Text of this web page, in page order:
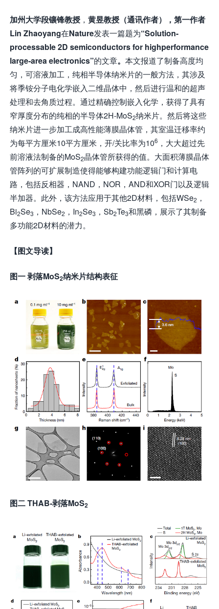
加州大学段镶锋教授 ， 黄昱教授（通讯作者），第一作者
Lin Zhaoyang在Nature发表一篇题为“Solution-
processable 2D semiconductors for highperformance
large-area electronics”的文章。 本文报道了制备高度均
匀，可溶液加工，纯相半导体纳米片的一般方法，其涉及
将季铵分子电化学嵌入二维晶体中，然后进行温和的超声
处理和去角质过程。通过精确控制嵌入化学，获得了具有
窄厚度分布的纯相的半导体2H-MoS2纳米片。然后将这些
纳米片进一步加工成高性能薄膜晶体管，其室温迁移率约
为每平方厘米10平方厘米，开/关比率为106 ，大大超过先
前溶液法制备的MoS2晶体管所获得的值。大面积薄膜晶体
管阵列的可扩展制造使得能够构建功能逻辑门和计算电
路，包括反相器，NAND，NOR，AND和XOR门以及逻辑
半加器。此外，该方法应用于其他2D材料，包括WSe2 ，
Bi2Se3 ，NbSe2 ，In2Se3 ，Sb2Te3和黑磷，展示了其制备
多功能2D材料的潜力。
【图文导读】
图一 剥落MoS2纳米片结构表征
图二 THAB-剥落MoS2